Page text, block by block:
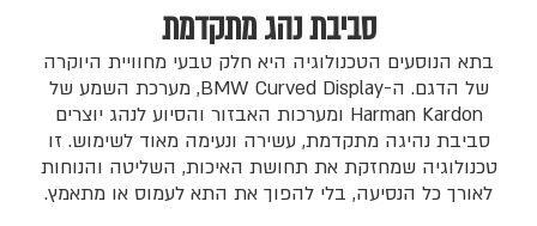
סביבת נהג מתקדמת
בתא הנוסעים הטכנולוגיה היא חלק טבעי מחוויית היוקרה
של הדגם. ה-BMW Curved Display, מערכת השמע של
Harman Kardon ומערכות האבזור והסיוע לנהג יוצרים
סביבת נהיגה מתקדמת, עשירה ונעימה מאוד לשימוש. זו
טכנולוגיה שמחזקת את תחושת האיכות, השליטה והנוחות
לאורך כל הנסיעה, בלי להפוך את התא לעמוס או מתאמץ.